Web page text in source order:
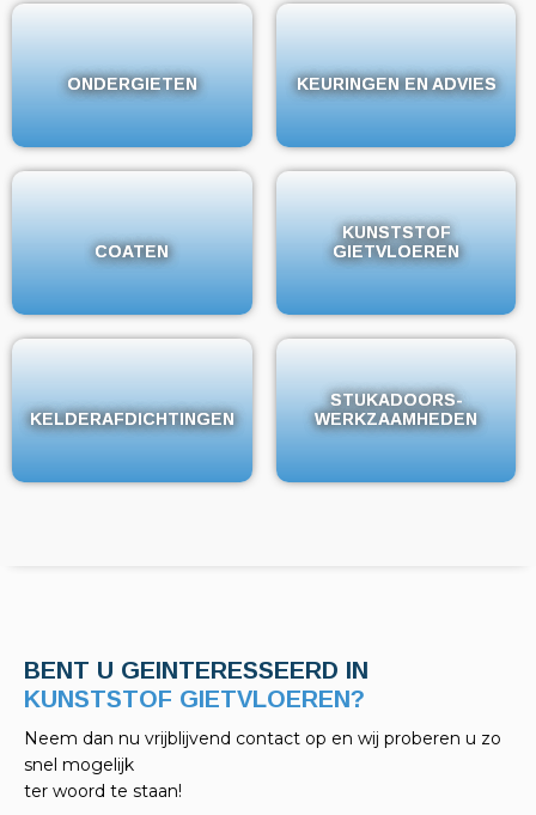
ONDERGIETEN
ONDERGIETEN KEURINGEN EN ADVIES
KEURINGEN EN ADVIES
COATEN
COATEN
KUNSTSTOF
GIETVLOEREN
KUNSTSTOF
GIETVLOEREN
KELDERAFDICHTINGEN
KELDERAFDICHTINGEN
STUKADOORS-
WERKZAAMHEDEN
STUKADOORS-
WERKZAAMHEDEN
BENT U GEINTERESSEERD IN
KELDERAFDICHTINGEN?
Neem dan nu vrijblijvend contact op en wij proberen u zo
snel mogelijk
ter woord te staan!